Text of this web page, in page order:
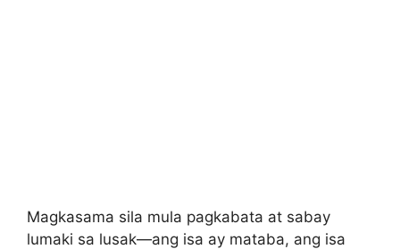
Magkasama sila mula pagkabata at sabay
lumaki sa lusak—ang isa ay mataba, ang isa